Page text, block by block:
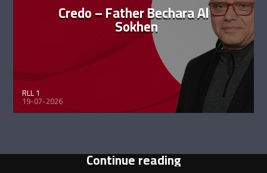
Credo – Father Bechara Al
Sokhen
RLL 1
19-07-2026
Continue reading